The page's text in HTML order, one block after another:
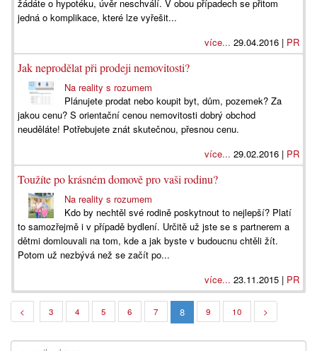
žádáte o hypotéku, úvěr neschválí. V obou případech se přitom
jedná o komplikace, které lze vyřešit...
více... 29.04.2016 | PR
Jak neprodělat při prodeji nemovitosti?
Na reality s rozumem
Plánujete prodat nebo koupit byt, dům, pozemek? Za
jakou cenu? S orientační cenou nemovitosti dobrý obchod
neuděláte! Potřebujete znát skutečnou, přesnou cenu.
více... 29.02.2016 | PR
Toužíte po krásném domově pro vaši rodinu?
Na reality s rozumem
Kdo by nechtěl své rodině poskytnout to nejlepší? Platí
to samozřejmě i v případě bydlení. Určitě už jste se s partnerem a
dětmi domlouvali na tom, kde a jak byste v budoucnu chtěli žít.
Potom už nezbývá než se začít po...
více... 23.11.2015 | PR
< 3 4 5 6 7 8 9 10 >